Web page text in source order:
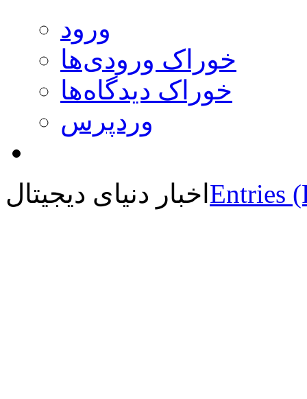
ورود
خوراک ورودی‌ها
خوراک دیدگاه‌ها
وردپرس
اخبار دنیای دیجیتال Entries